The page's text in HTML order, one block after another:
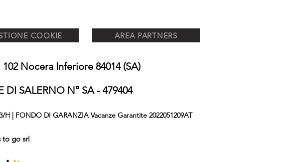
COOKIE AREA PARTNERS
Nocera Inferiore 84014 (SA)
DI SALERNO N° SA - 479404
| FONDO DI GARANZIA Vacanze Garantite 2022051209AT
to go srl